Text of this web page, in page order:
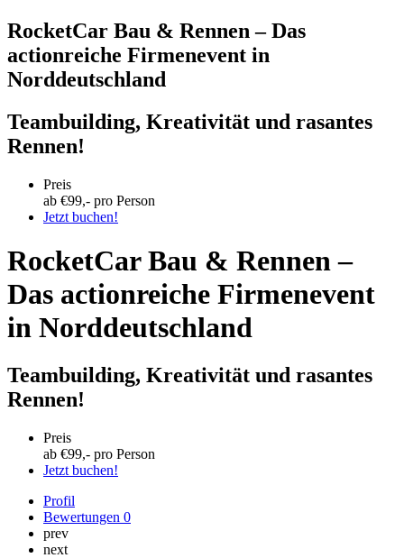
RocketCar Bau & Rennen – Das
actionreiche Firmenevent in
Norddeutschland
Teambuilding, Kreativität und rasantes
Rennen!
Preis
ab €99,- pro Person
Jetzt buchen!
RocketCar Bau & Rennen –
Das actionreiche Firmenevent
in Norddeutschland
Teambuilding, Kreativität und rasantes
Rennen!
Preis
ab €99,- pro Person
Jetzt buchen!
Profil
Bewertungen 0
prev
next